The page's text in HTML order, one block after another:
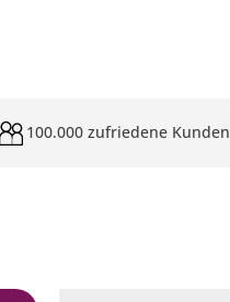
100.000 zufriedene Kunden